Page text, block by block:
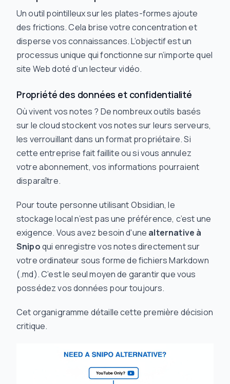
Un outil pointilleux sur les plates-formes ajoute
des frictions. Cela brise votre concentration et
disperse vos connaissances. L’objectif est un
processus unique qui fonctionne sur n’importe quel
site Web doté d’un lecteur vidéo.
Propriété des données et confidentialité
Où vivent vos notes ? De nombreux outils basés
sur le cloud stockent vos notes sur leurs serveurs,
les verrouillant dans un format propriétaire. Si
cette entreprise fait faillite ou si vous annulez
votre abonnement, vos informations pourraient
disparaître.
Pour toute personne utilisant Obsidian, le
stockage local n’est pas une préférence, c’est une
exigence. Vous avez besoin d'une alternative à
Snipoqui enregistre vos notes directement sur
votre ordinateur sous forme de fichiers Markdown
(.md). C’est le seul moyen de garantir que vous
possédez vos données pour toujours.
Cet organigramme détaille cette première décision
critique.